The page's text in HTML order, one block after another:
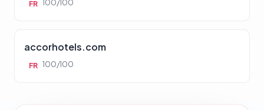
FR 100/100
accorhotels.com
FR 100/100